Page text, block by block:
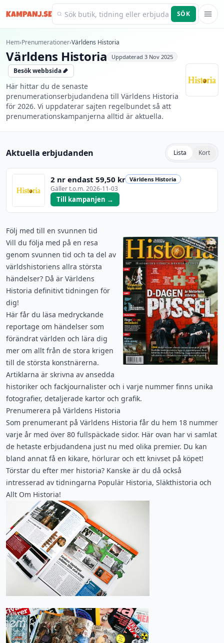
SÖK
Hem›Prenumerationer›Världens Historia
Världens Historia Uppdaterad 3 Nov 2025
Besök webbsida
Här hittar du de senaste
prenumerationserbjudandena till Världens Historia
för 2026. Vi uppdaterar sajten regelbundet så att
prenumerationskampanjerna alltid är aktuella.
Aktuella erbjudanden Lista Kort
2 nr endast 59,50 kr Världens Historia
Gäller t.o.m.2026-11-03
Till kampanjen →
Följ med till en svunnen tid
Vill du följa med på en resa
genom svunnen tid och ta del av
världshistoriens allra största
händelser? Då är Världens
Historia definitivt tidningen för
dig!
Här får du läsa medryckande
reportage om händelser som
förändrat världen och lära dig
mer om allt från de stora krigen
till de största konstnärerna.
Artiklarna är skrivna av ansedda
historiker och fackjournalister och i varje nummer finns unika
fotografier, detaljerade kartor och grafik.
Prenumerera på Världens Historia
Som prenumerant på Världens Historia får du hem 18 nummer
varje år med över 80 fullspäckade sidor. Här ovan har vi samlat
de hetaste erbjudandena just nu med olika premier. Du kan
bland annat få en kikare, hörlurar och ett knivset på köpet!
Törstar du efter mer historia? Kanske är du då också
intresserad av tidningarna Populär Historia, Släkthistoria och
Allt Om Historia!